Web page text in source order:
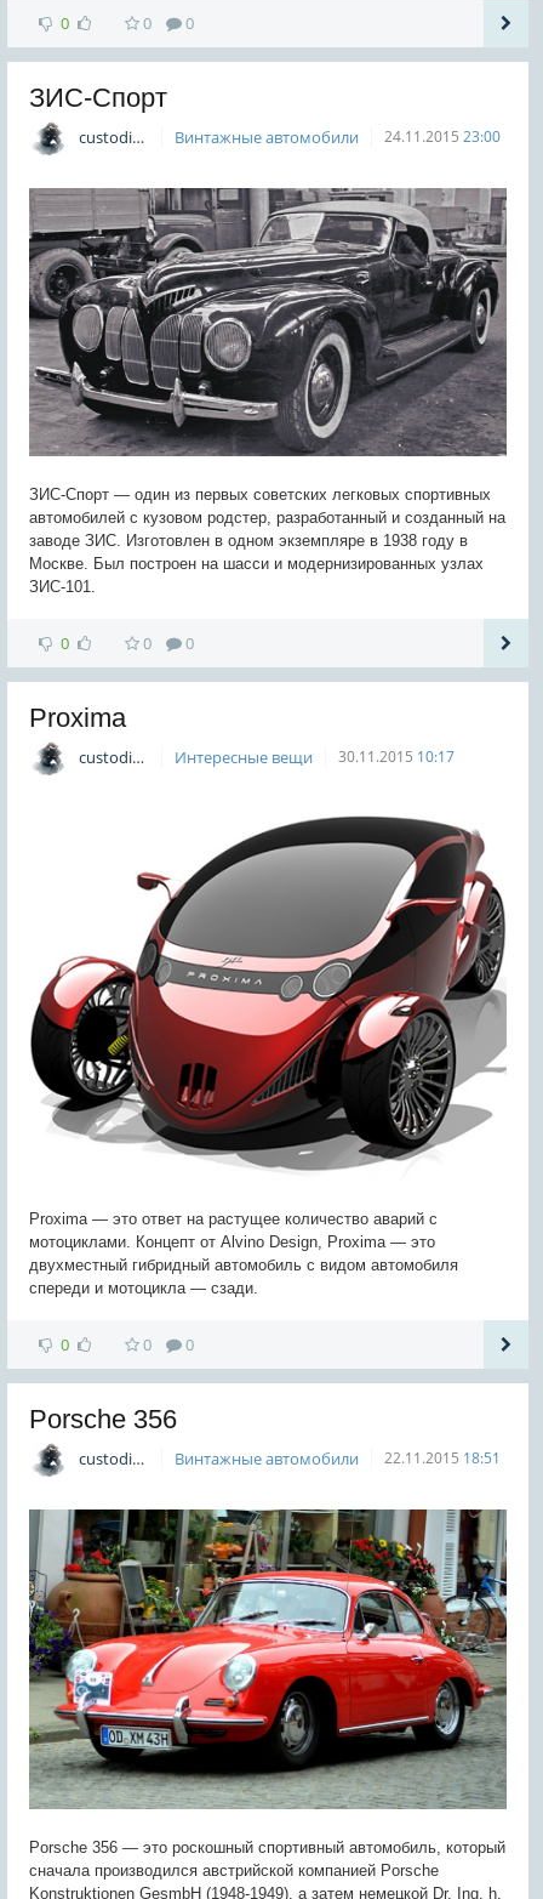
0 0 0
ЗИС-Спорт
custodian Винтажные автомобили 24.11.2015 23:00
ЗИС-Спорт — один из первых советских легковых спортивных
автомобилей с кузовом родстер, разработанный и созданный на
заводе ЗИС. Изготовлен в одном экземпляре в 1938 году в
Москве. Был построен на шасси и модернизированных узлах
ЗИС-101.
0 0 0
Proxima
custodian Интересные вещи 30.11.2015 10:17
Proxima — это ответ на растущее количество аварий с
мотоциклами. Концепт от Alvino Design, Proxima — это
двухместный гибридный автомобиль с видом автомобиля
спереди и мотоцикла — сзади.
0 0 0
Porsche 356
custodian Винтажные автомобили 22.11.2015 18:51
Porsche 356 — это роскошный спортивный автомобиль, который
сначала производился австрийской компанией Porsche
Konstruktionen GesmbH (1948-1949), а затем немецкой Dr. Ing. h.